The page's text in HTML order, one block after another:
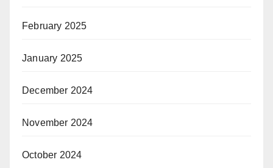
February 2025
January 2025
December 2024
November 2024
October 2024